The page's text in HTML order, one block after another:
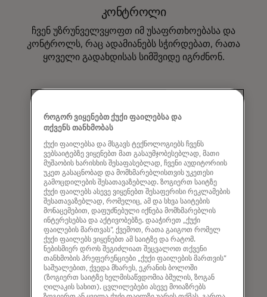
კონტროლი
ჩვენ უზრუნველვყოფთ იმ უსაფრთხოებასა და
კონტროლს, რაც ადამიანებს სჭირდებათ, რათა
ყოველი გადახდისას სიმშვიდე იგრძნონ.
გამოცდილება
ჩვენ ვაერთიანებთ უახლეს ტექნოლოგიებს
ადამიანურ შეხებასთან, რათა შევქმნათ
ძლიერად პერსონალური გამოცდილებები.
როგორ ვიყენებთ ქუქი ფაილებსა და
თქვენს თანხმობას
ქუქი ფაილებსა და მსგავს ტექნოლოგიებს ჩვენს
ვებსაიტებზე ვიყენებთ მათ გასაუმჯობესებლად, მათი
მუშაობის ხარისხის შესაფასებლად, ჩვენი აუდიტორიის
უკეთ გასაცნობად და მომხმარებლისთვის უკეთესი
გამოცდილების შესათავაზებლად. ზოგიერთ საიტზე
ქუქი ფაილებს ასევე ვიყენებთ შესაფერისი რეკლამების
შესათავაზებლად, რომელიც, ამ და სხვა საიტების
მონაცემებით, დაფუძნებული იქნება მომხმარებლის
ინტერესებსა და აქტივობებზე. დააჭირეთ „ქუქი
ფაილების მართვას“, ქვემოთ, რათა გაიგოთ რომელ
ქუქი ფაილებს ვიყენებთ ამ საიტზე და რატომ.
ნებისმიერ დროს შეგიძლიათ შეცვალოთ თქვენი
თანხმობის პრეფერენციები „ქუქი ფაილების მართვის“
საშუალებით, ქვედა მხარეს, ეკრანის ბოლოში
(ზოგიერთ საიტზე ხელმისაწვდომია ბმულის, ზოგან
ღილაკის სახით). ცვლილებები ასევე მოიაზრებს